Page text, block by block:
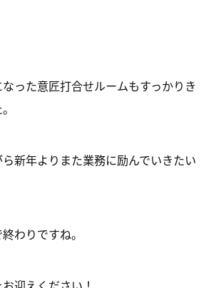
った意匠打合せルームもすっかりき
新年よりまた業務に励んでいきたい
わりですね。